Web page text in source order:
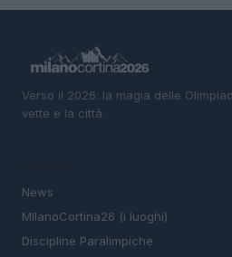
Verso il 2026: la magia delle
vette e la città.
News
MIlanoCortina26 (i luoghi)
Discipline Paralimpiche